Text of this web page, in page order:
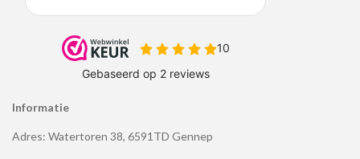
Informatie
Adres: Watertoren 38, 6591TD Gennep